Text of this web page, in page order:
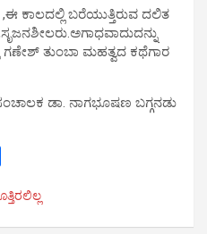
ಕಾಲದಲ್ಲಿ ಬರೆಯುತ್ತಿರುವ ದಲಿತ
ಗಣೇಶ್ ತುಂಬಾ ಮಹತ್ವದ ಕಥೆಗಾರ
ಡಾ. ನಾಗಭೂಷಣ ಬಗ್ಗನಡು
a